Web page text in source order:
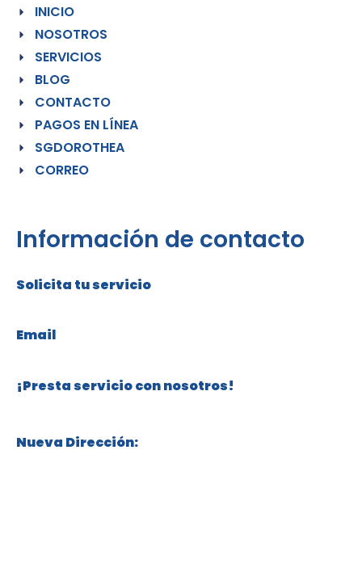
INICIO
NOSOTROS
SERVICIOS
BLOG
CONTACTO
PAGOS EN LÍNEA
SGDOROTHEA
CORREO
Información de contacto
Solicita tu servicio
Email
¡Presta servicio con nosotros!
Nueva Dirección: